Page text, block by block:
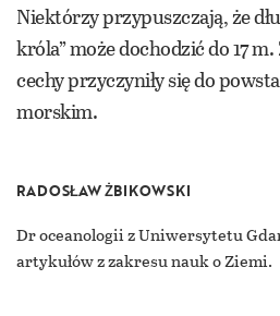
Niektórzy przypuszczają, że
króla” może dochodzić do 17
cechy przyczyniły się do
morskim.
RADOSŁAW ŻBIKOWSKI
Dr oceanologii z Uniwersytetu
artykułów z zakresu nauk o Ziemi.